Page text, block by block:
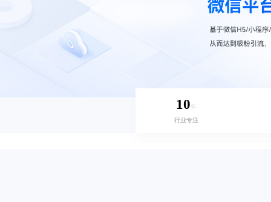
10年
行业专注